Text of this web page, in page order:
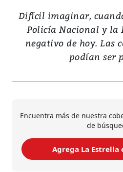
Difícil imaginar,
Policía Nacional y la
negativo de hoy. Las
podían ser
Encuentra más de nuestra
de
Agrega La Estrella